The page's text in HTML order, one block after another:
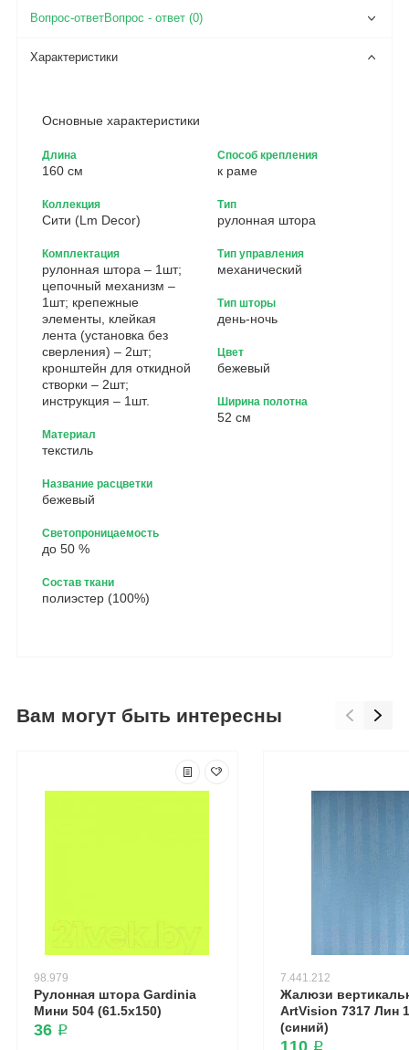
Вопрос - ответ (0)
Основные характеристики
Длина
160 см
Коллекция
Сити (Lm Decor)
Комплектация
рулонная штора – 1шт;
цепочный механизм –
1шт; крепежные
элементы, клейкая
лента (установка без
сверления) – 2шт;
кронштейн для откидной
створки – 2шт;
инструкция – 1шт.
Материал
текстиль
Название расцветки
бежевый
Светопроницаемость
до 50 %
Состав ткани
полиэстер (100%)
Способ крепления
к раме
Тип
рулонная штора
Тип управления
механический
Тип шторы
день-ночь
Цвет
бежевый
Ширина полотна
52 см
Вам могут быть интересны
98.979
Рулонная штора Gardinia
Мини 504 (61.5x150)
36 ₽
7.441.212
Жалюзи
ArtVision 7317 Лин
(синий)